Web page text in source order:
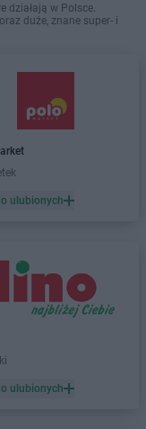
działają w Polsce.
duże, znane super- i
ulubionych
ulubionych